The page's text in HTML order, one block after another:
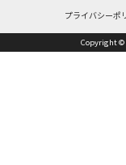
プライバシーポ
Copyright ©